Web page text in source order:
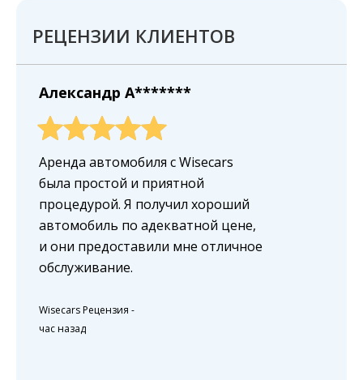
РЕЦЕНЗИИ КЛИЕНТОВ
Александр A*******
Аренда автомобиля с Wisecars
была простой и приятной
процедурой. Я получил хороший
автомобиль по адекватной цене,
и они предоставили мне отличное
обслуживание.
Wisecars Рецензия -
час назад